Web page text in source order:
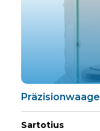
Präzisionwaage
Sartotius